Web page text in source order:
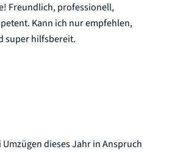
Freundlich, professionell,
Kann ich nur empfehlen,
super hilfsbereit.
Umzügen dieses Jahr in Anspruch